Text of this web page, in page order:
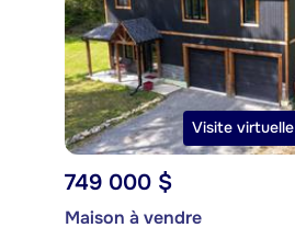
Visite virtuelle
749 000 $
Maison à vendre